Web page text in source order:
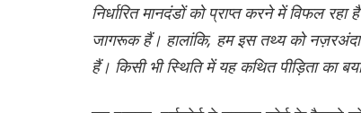
निर्धारित मानदंडों को प्राप्त करने में विफल
जागरूक हैं। हालांकि, हम इस तथ्य को
हैं। किसी भी स्थिति में यह कथित पीड़िता का